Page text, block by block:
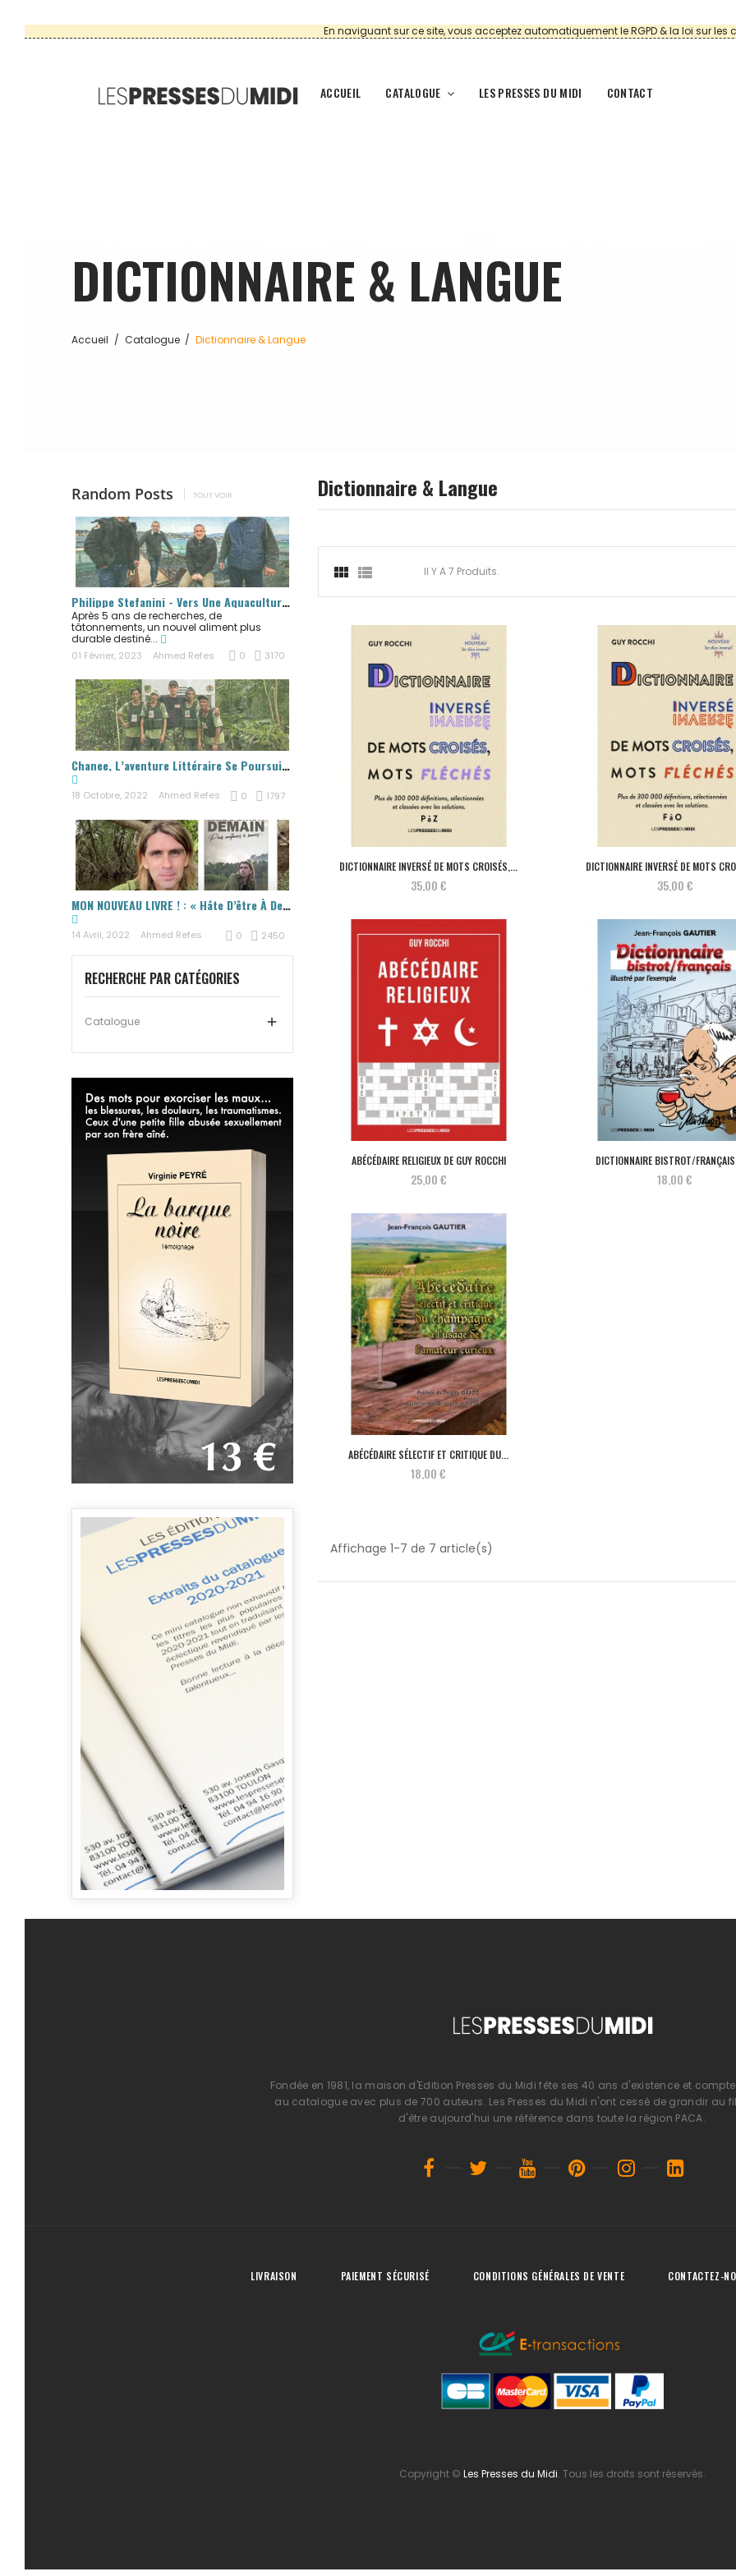
En naviguant sur ce site, vous acceptez automatiquement le RGPD & la loi sur les
ACCUEIL CATALOGUE LES PRESSES DU MIDI CONTACT
DICTIONNAIRE & LANGUE
Accueil Catalogue Dictionnaire & Langue
Random Posts TOUT VOIR
Philippe Stefanini - Vers Une Aquaculture...
Après 5 ans de recherches, de
tâtonnements, un nouvel aliment plus
durable destiné...
01 Février, 2023 Ahmed Refes 3170
0
Chanee, L’aventure Littéraire Se Poursuit…
18 Octobre, 2022 Ahmed Refes 1797
0
MON NOUVEAU LIVRE ! : « Hâte D’être À Demain,...
14 Avril, 2022 Ahmed Refes 2450
0
RECHERCHE PAR CATÉGORIES
Catalogue 
Dictionnaire & Langue
  Il Y A 7 Produits.
DICTIONNAIRE INVERSÉ DE MOTS CROISÉS,...
35,00 €
DICTIONNAIRE INVERSÉ DE MOTS
35,00 €
ABÉCÉDAIRE RELIGIEUX DE GUY ROCCHI
25,00 €
DICTIONNAIRE BISTROT/
18,00 €
ABÉCÉDAIRE SÉLECTIF ET CRITIQUE DU...
18,00 €
Affichage 1-7 de 7 article(s)
Fondée en 1981, la maison d'Edition Presses du Midi fête ses 40 ans d'existence et
au catalogue avec plus de 700 auteurs. Les Presses du Midi n'ont cessé de grandir au
d'être aujourd'hui une référence dans toute la région PACA.
LIVRAISON PAIEMENT SÉCURISÉ CONDITIONS GÉNÉRALES DE VENTE CONTACTEZ-
Copyright© Les Presses du Midi. Tous les droits sont réservés.